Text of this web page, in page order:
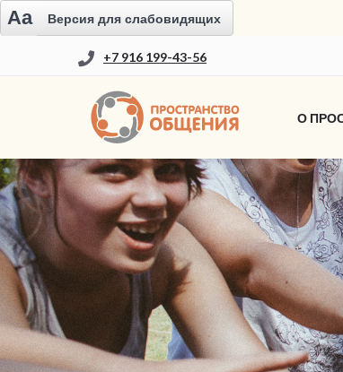
Aa Версия для слабовидящих
+7 916 199-43-56
О